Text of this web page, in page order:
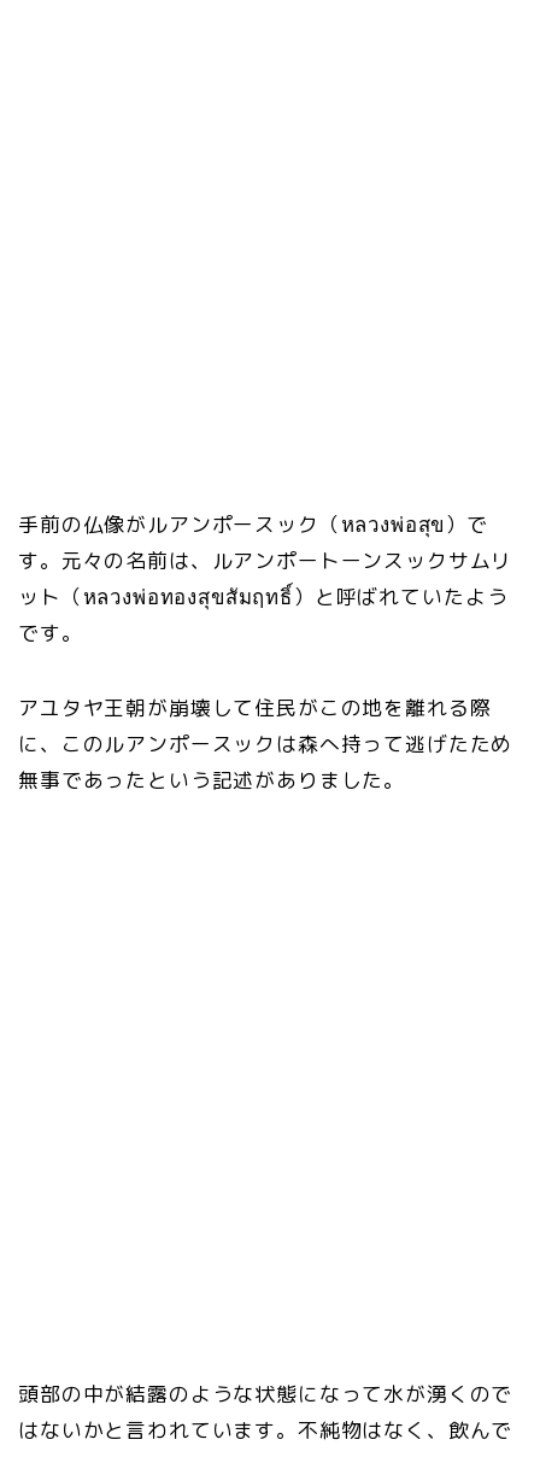
手前の仏像がルアンポースック（หลวงพ่อสุข）で
す。元々の名前は、ルアンポートーンスックサムリ
ット（หลวงพ่อทองสุขสัมฤทธิ์）と呼ばれていたよう
です。
アユタヤ王朝が崩壊して住民がこの地を離れる際
に、このルアンポースックは森へ持って逃げたため
無事であったという記述がありました。
頭部の中が結露のような状態になって水が湧くので
はないかと言われています。不純物はなく、飲んで